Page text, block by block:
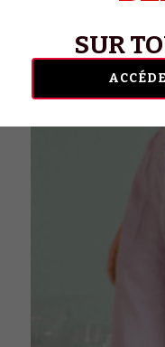
Rechercher
Français
Français
SUR